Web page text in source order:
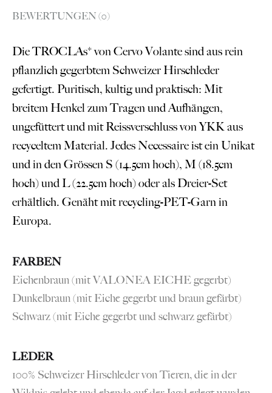
BEWERTUNGEN (0)
Die TROCLAs* von Cervo Volante sind aus rein
pflanzlich gegerbtem Schweizer Hirschleder
gefertigt. Puritisch, kultig und praktisch: Mit
breitem Henkel zum Tragen und Aufhängen,
ungefüttert und mit Reissverschluss von YKK aus
recyceltem Material. Jedes Necessaire ist ein Unikat
und in den Grössen S (14.5cm hoch), M (18.5cm
hoch) und L (22.5cm hoch) oder als Dreier-Set
erhältlich. Genäht mit recycling-PET-Garn in
Europa.
FARBEN
Eichenbraun (mit VALONEA EICHE gegerbt)
Dunkelbraun (mit Eiche gegerbt und braun gefärbt)
Schwarz (mit Eiche gegerbt und schwarz gefärbt)
LEDER
100% Schweizer Hirschleder von Tieren, die in der